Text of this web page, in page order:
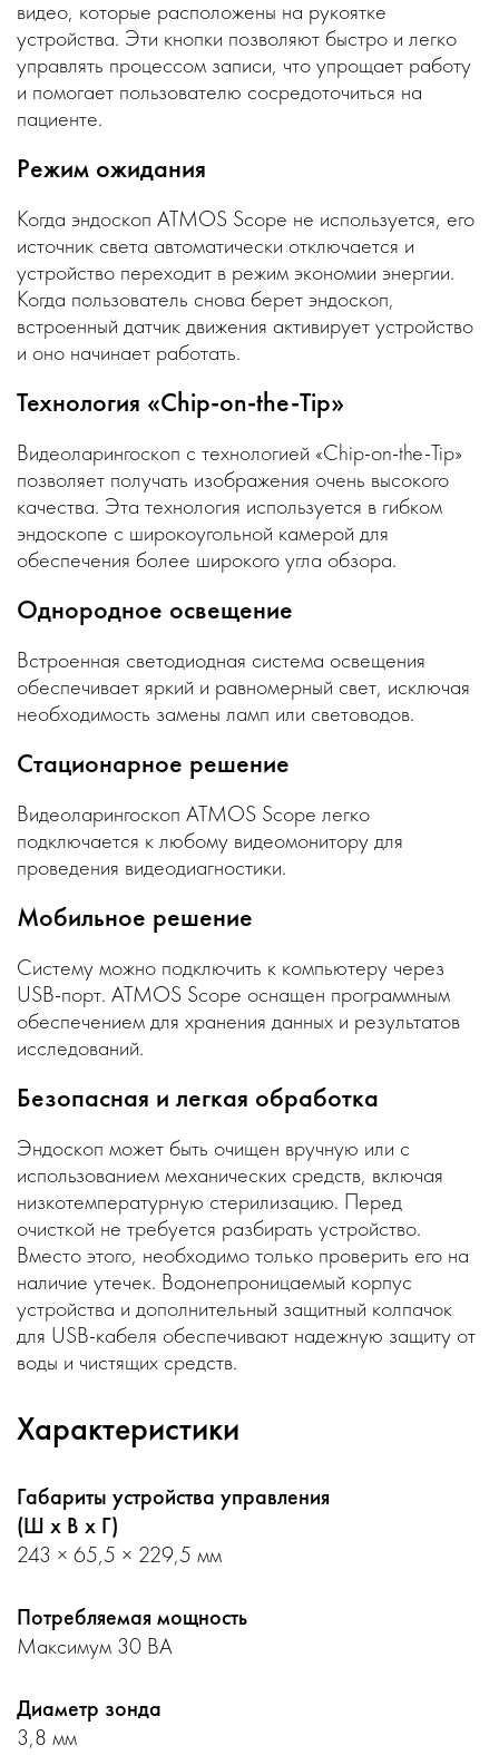
видео, которые расположены на рукоятке
устройства. Эти кнопки позволяют быстро и легко
управлять процессом записи, что упрощает работу
и помогает пользователю сосредоточиться на
пациенте.
Режим ожидания
Когда эндоскоп ATMOS Scope не используется, его
источник света автоматически отключается и
устройство переходит в режим экономии энергии.
Когда пользователь снова берет эндоскоп,
встроенный датчик движения активирует устройство
и оно начинает работать.
Технология «Chip-on-the-Tip»
Видеоларингоскоп с технологией «Chip-on-the-Tip»
позволяет получать изображения очень высокого
качества. Эта технология используется в гибком
эндоскопе с широкоугольной камерой для
обеспечения более широкого угла обзора.
Однородное освещение
Встроенная светодиодная система освещения
обеспечивает яркий и равномерный свет, исключая
необходимость замены ламп или световодов.
Стационарное решение
Видеоларингоскоп ATMOS Scope легко
подключается к любому видеомонитору для
проведения видеодиагностики.
Мобильное решение
Систему можно подключить к компьютеру через
USB-порт. ATMOS Scope оснащен программным
обеспечением для хранения данных и результатов
исследований.
Безопасная и легкая обработка
Эндоскоп может быть очищен вручную или с
использованием механических средств, включая
низкотемпературную стерилизацию. Перед
очисткой не требуется разбирать устройство.
Вместо этого, необходимо только проверить его на
наличие утечек. Водонепроницаемый корпус
устройства и дополнительный защитный колпачок
для USB-кабеля обеспечивают надежную защиту от
воды и чистящих средств.
Характеристики
Габариты устройства управления
(Ш x В x Г)
243 × 65,5 × 229,5 мм
Потребляемая мощность
Максимум 30 ВА
Диаметр зонда
3,8 мм